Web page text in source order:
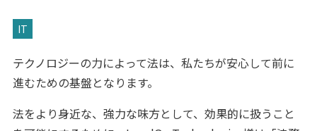
IT
テクノロジーの力によって法は、私たちが安心して前に
進むための基盤となります。
法をより身近な、強力な味方として、効果的に扱うこと